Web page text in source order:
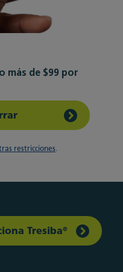
más de $99 por
restricciones.
Tresiba®